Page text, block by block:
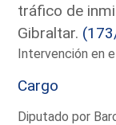
tráfico de
Gibraltar.
Intervención en
Cargo
Diputado por